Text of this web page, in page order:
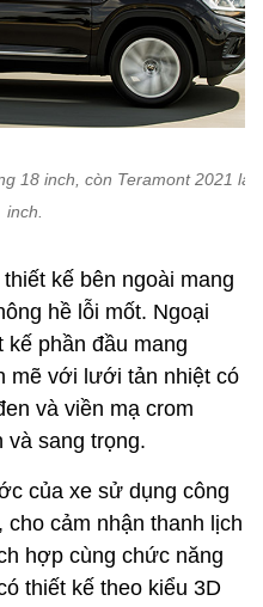
18 inch, còn Teramont 2021 là
inch.
kế bên ngoài mang
hề lỗi mốt. Ngoại
phần đầu mang
mẽ với lưới tản nhiệt có
và viền mạ crom
và sang trọng.
của xe sử dụng công
cho cảm nhận thanh lịch
hợp cùng chức năng
thiết kế theo kiểu 3D